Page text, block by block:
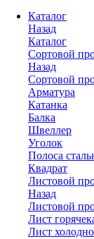
Каталог
Назад
Каталог
Сортовой
Назад
Сортовой
Арматура
Катанка
Балка
Швеллер
Уголок
Полоса
Квадрат
Листовой
Назад
Листовой
Лист
Лист